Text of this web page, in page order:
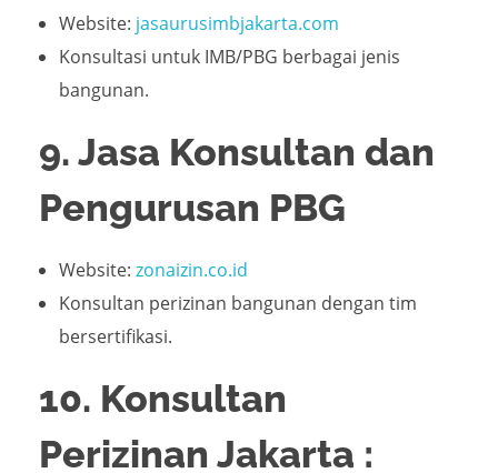
Website: jasaurusimbjakarta.com
Konsultasi untuk IMB/PBG berbagai jenis
bangunan.
9. Jasa Konsultan dan
Pengurusan PBG
Website: zonaizin.co.id
Konsultan perizinan bangunan dengan tim
bersertifikasi.
10. Konsultan
Perizinan Jakarta :